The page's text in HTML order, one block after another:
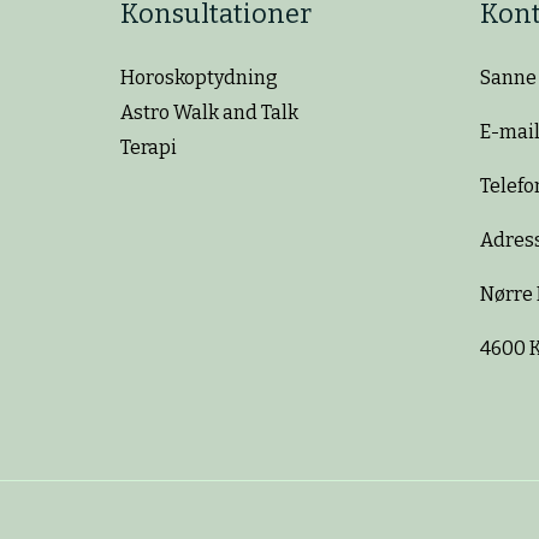
Konsultationer
Horoskoptydning
Astro Walk and Talk
Terapi
E-
Nørre
4600